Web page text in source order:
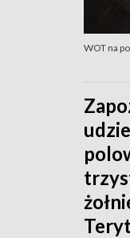
WOT na